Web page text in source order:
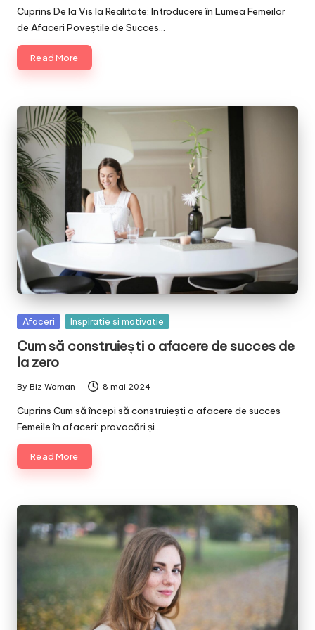
by
Cuprins De la Vis la Realitate: Introducere în Lumea Femeilor
de Afaceri Poveștile de Succes…
Read More
Posted
Afaceri Inspiratie si motivatie
Cum să construiești o afacere de succes de
la zero
Posted
by
By Biz Woman 8 mai 2024
Cuprins Cum să începi să construiești o afacere de succes
Femeile în afaceri: provocări și…
Read More